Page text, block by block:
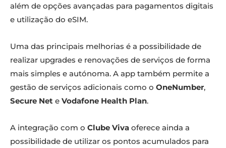
além de opções avançadas para pagamentos digitais
e utilização do eSIM.
Uma das principais melhorias é a possibilidade de
realizar upgrades e renovações de serviços de forma
mais simples e autónoma. A app também permite a
gestão de serviços adicionais como o OneNumber,
Secure Net e Vodafone Health Plan.
A integração com o Clube Viva oferece ainda a
possibilidade de utilizar os pontos acumulados para